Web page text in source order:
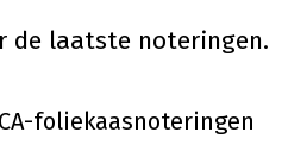
de laatste noteringen.